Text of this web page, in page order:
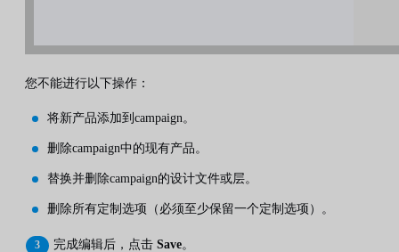
您不能进行以下操作：
将新产品添加到campaign。
删除campaign中的现有产品。
替换并删除campaign的设计文件或层。
删除所有定制选项（必须至少保留一个定制选项）。
完成编辑后，点击 Save。